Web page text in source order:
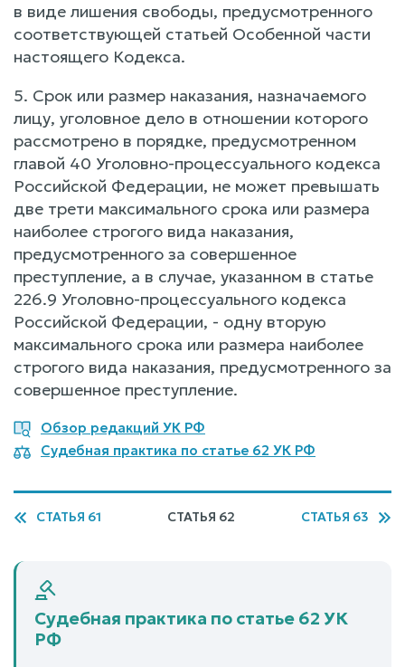
в виде лишения свободы, предусмотренного
соответствующей статьей Особенной части
настоящего Кодекса.
5. Срок или размер наказания, назначаемого
лицу, уголовное дело в отношении которого
рассмотрено в порядке, предусмотренном
главой 40 Уголовно-процессуального кодекса
Российской Федерации, не может превышать
две трети максимального срока или размера
наиболее строгого вида наказания,
предусмотренного за совершенное
преступление, а в случае, указанном в статье
226.9 Уголовно-процессуального кодекса
Российской Федерации, - одну вторую
максимального срока или размера наиболее
строгого вида наказания, предусмотренного за
совершенное преступление.
Обзор редакций УК РФ
Судебная практика по статье 62 УК РФ
СТАТЬЯ 61 СТАТЬЯ 62 СТАТЬЯ 63
Судебная практика по статье 62 УК
РФ